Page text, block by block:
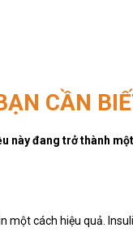
CẦN
này đang trở thành
một cách hiệu quả.